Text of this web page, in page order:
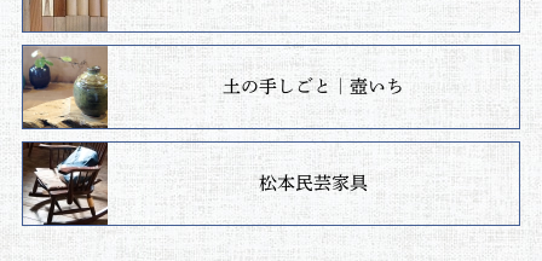
土の手しごと｜壺いち
松本民芸家具